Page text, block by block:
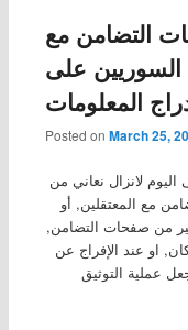
التضامن مع
السوريين على
Posted on March 25,
لانزال نعاني من
مع المعتقلين, أو
من صفحات التضامن,
او عند الإفراج عن
عملية التوثيق